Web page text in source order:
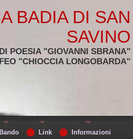
BADIA DI SAN
SAVINO
POESIA "GIOVANNI SBRANA"
"CHIOCCIA LONGOBARDA"
Bando Link Informazioni